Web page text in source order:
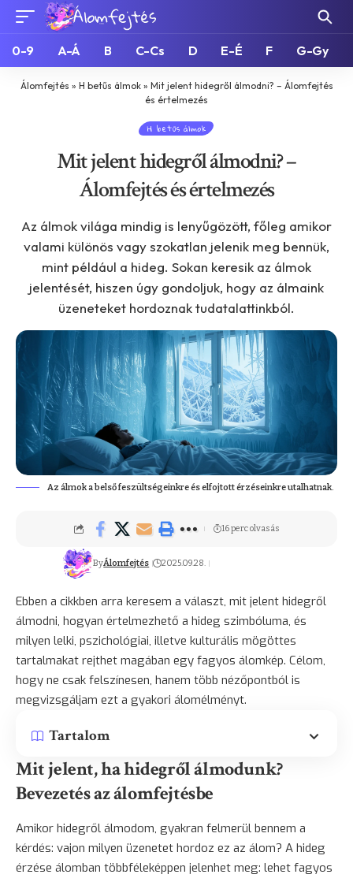
0-9 A-Á B C-Cs D E-É F G-Gy
Álomfejtés » H betűs álmok» Mit jelent hidegről álmodni? – Álomfejtés
és értelmezés
H betűs álmok
Mit jelent hidegről álmodni? –
Álomfejtés és értelmezés
Az álmok világa mindig is lenyűgözött, főleg amikor
valami különös vagy szokatlan jelenik meg bennük,
mint például a hideg. Sokan keresik az álmok
jelentését, hiszen úgy gondoljuk, hogy az álmaink
üzeneteket hordoznak tudatalattinkból.
Az álmok a belső feszültségeinkre és elfojtott érzéseinkre utalhatnak.
ByÁlomfejtés 2025.09.28.
16 perc olvasás
Ebben a cikkben arra keresem a választ, mit jelent hidegről
álmodni, hogyan értelmezhető a hideg szimbóluma, és
milyen lelki, pszichológiai, illetve kulturális mögöttes
tartalmakat rejthet magában egy fagyos álomkép. Célom,
hogy ne csak felszínesen, hanem több nézőpontból is
megvizsgáljam ezt a gyakori álomélményt.
Tartalom
Mit jelent, ha hidegről álmodunk?
Bevezetés az álomfejtésbe
Amikor hidegről álmodom, gyakran felmerül bennem a
kérdés: vajon milyen üzenetet hordoz ez az álom? A hideg
érzése álomban többféleképpen jelenhet meg: lehet fagyos